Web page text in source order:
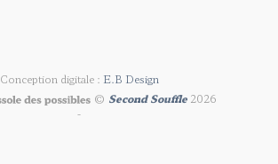
Conception digitale : E.B Design
© Second Souffle2026